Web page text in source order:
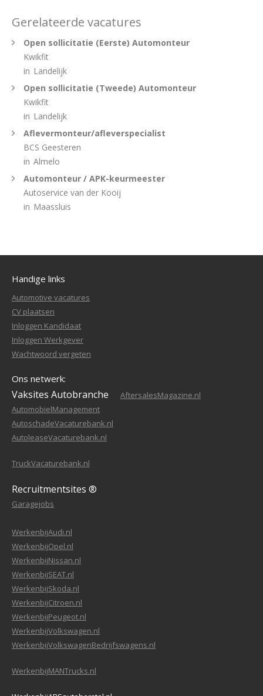
Gerelateerde vacatures
Open sollicitatie (Eerste) Automonteur
Kwikfit
in Landelijk
Open sollicitatie (Tweede) Automonteur
Kwikfit
in Landelijk
Aflevermonteur/afleverspecialist
BCS Geesteren
in Almelo
Automonteur / APK-keurmeester
Autoservice van der Kooij
in Maassluis
Handige links
Automotive vacatures
CV plaatsen
Inloggen Kandidaat
Inloggen Werkgever
Wachtwoord vergeten
Ons netwerk:
Vaksites Autobranche
AftersalesMagazine.nl
AutomobielManagement
AutoschadeVacaturebank.nl
AutoleaseVacaturebank.nl
TruckVacaturebank.nl
Recruitmentsites ®
Garagejobs
WerkenbijAudi.nl
WerkenbijOpel.nl
WerkenbijNissan.nl
WerkenbijSEAT.nl
WerkenbijSkoda.nl
WerkenbijCitroen.nl
WerkenbijPeugeot.nl
WerkenbijVolkswagen.nl
WerkenbijVolkswagenBedrijfswagens.nl
WerkenbijMANTrucks.nl